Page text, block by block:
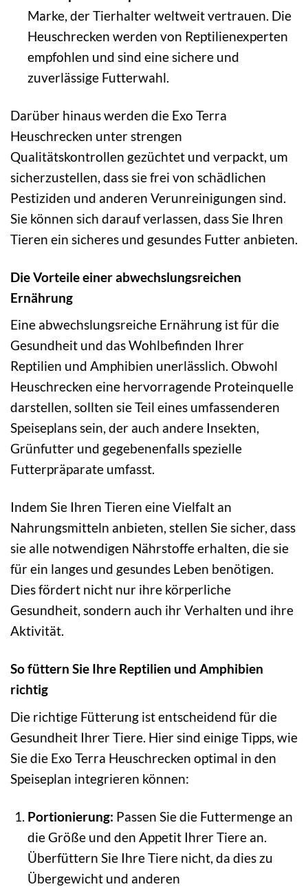
Marke, der Tierhalter weltweit vertrauen. Die
Heuschrecken werden von Reptilienexperten
empfohlen und sind eine sichere und
zuverlässige Futterwahl.
Darüber hinaus werden die Exo Terra
Heuschrecken unter strengen
Qualitätskontrollen gezüchtet und verpackt, um
sicherzustellen, dass sie frei von schädlichen
Pestiziden und anderen Verunreinigungen sind.
Sie können sich darauf verlassen, dass Sie Ihren
Tieren ein sicheres und gesundes Futter anbieten.
Die Vorteile einer abwechslungsreichen
Ernährung
Eine abwechslungsreiche Ernährung ist für die
Gesundheit und das Wohlbefinden Ihrer
Reptilien und Amphibien unerlässlich. Obwohl
Heuschrecken eine hervorragende Proteinquelle
darstellen, sollten sie Teil eines umfassenderen
Speiseplans sein, der auch andere Insekten,
Grünfutter und gegebenenfalls spezielle
Futterpräparate umfasst.
Indem Sie Ihren Tieren eine Vielfalt an
Nahrungsmitteln anbieten, stellen Sie sicher, dass
sie alle notwendigen Nährstoffe erhalten, die sie
für ein langes und gesundes Leben benötigen.
Dies fördert nicht nur ihre körperliche
Gesundheit, sondern auch ihr Verhalten und ihre
Aktivität.
So füttern Sie Ihre Reptilien und Amphibien
richtig
Die richtige Fütterung ist entscheidend für die
Gesundheit Ihrer Tiere. Hier sind einige Tipps, wie
Sie die Exo Terra Heuschrecken optimal in den
Speiseplan integrieren können:
Portionierung: Passen Sie die Futtermenge an
die Größe und den Appetit Ihrer Tiere an.
Überfüttern Sie Ihre Tiere nicht, da dies zu
Übergewicht und anderen